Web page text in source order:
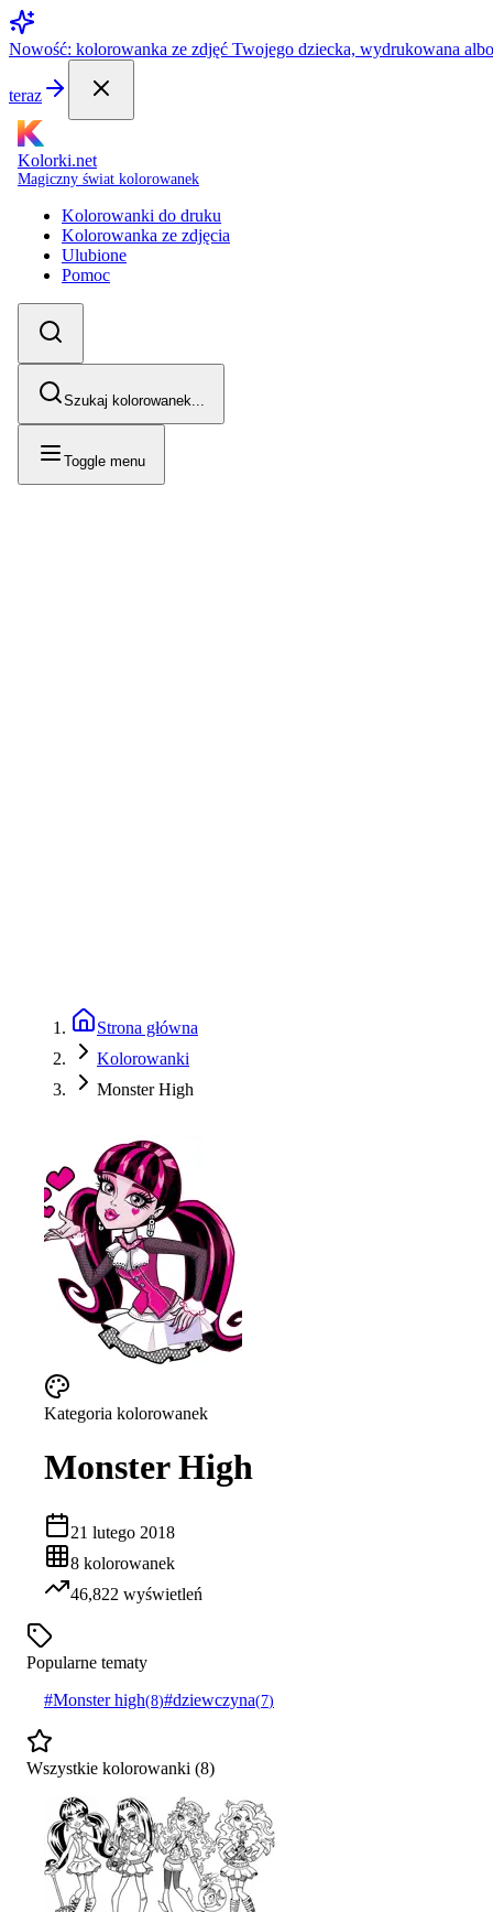
Nowość: kolorowanka ze zdjęć Twojego dziecka, wydrukowana
teraz
Kolorki.net
Magiczny świat kolorowanek
Kolorowanki do druku
Kolorowanka ze zdjęcia
Ulubione
Pomoc
Szukaj kolorowanek...
Toggle menu
Strona główna
Kolorowanki
Monster High
Kategoria kolorowanek
Monster High
21 lutego 2018
8 kolorowanek
46,822 wyświetleń
Popularne tematy
#Monster high(8)#dziewczyna(7)
Wszystkie kolorowanki (8)